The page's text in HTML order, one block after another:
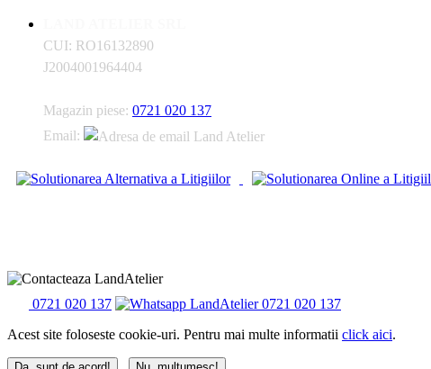
CUI: RO16132890
J2004001964404
Magazin piese: 0721 020 137
Email:
0721 020 137
0721 020 137
Acest site foloseste cookie-uri. Pentru mai multe informatii click aici.